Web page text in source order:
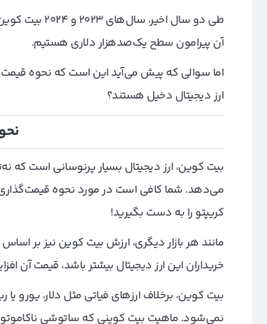
طی دو سال
آن پیرامون سطح یک‌صد‌هزار دلاری هستیم.
اما سوالی که پیش می‌آید این است که نحوه
ارز دیجیتال دخیل هستند؟
بیت کوین، ارز دیجیتال بسیار پر‌نوسانی است که
می‌دهد. شما کافی است در مورد نحوه قیمت‌گذاری و
کریپتو را به دست بگیرید!
مانند هر بازار دیگری، ارزش بیت کوین نیز بر
خریداران این ارز دیجیتال بیشتر باشد، قیمت آن
بیت کوین، برخلاف ارزهای فیاتی مثل دلار، یورو
نمی‌شود. ماهیت بیت کوینی که ساتوشی ناکاموتو